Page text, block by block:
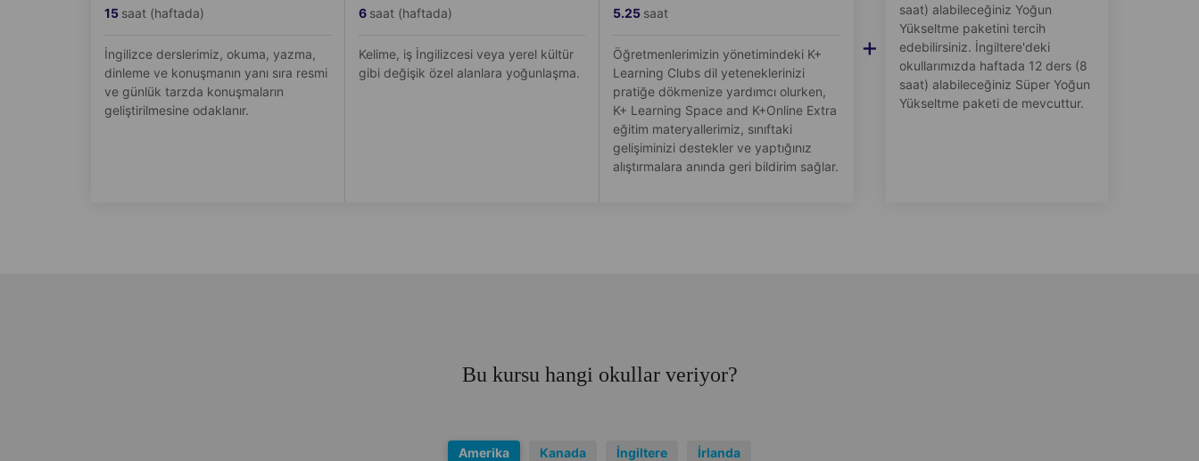
15 saat (haftada)
İngilizce derslerimiz, okuma, yazma,
dinleme ve konuşmanın yanı sıra resmi
ve günlük tarzda konuşmaların
geliştirilmesine odaklanır.
6 saat (haftada)
Kelime, iş İngilizcesi veya yerel kültür
gibi değişik özel alanlara yoğunlaşma.
5.25 saat
Öğretmenlerimizin yönetimindeki K+
Learning Clubs dil yeteneklerinizi
pratiğe dökmenize yardımcı olurken,
K+ Learning Space and K+Online Extra
eğitim materyallerimiz, sınıftaki
gelişiminizi destekler ve yaptığınız
alıştırmalara anında geri bildirim sağlar.
+
saat) alabileceğiniz Yoğun
Yükseltme paketini tercih
edebilirsiniz. İngiltere'deki
okullarımızda haftada 12 ders (8
saat) alabileceğiniz Süper Yoğun
Yükseltme paketi de mevcuttur.
Bu kursu hangi okullar veriyor?
Amerika Kanada İngiltere İrlanda